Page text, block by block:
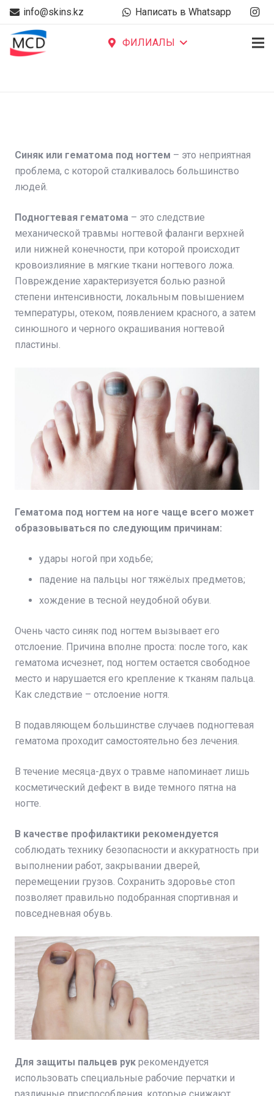
info@skins.kz Написать в Whatsapp
ФИЛИАЛЫ
Синяк или гематома под ногтем – это неприятная
проблема, с которой сталкивалось большинство
людей. ⠀
Подногтевая гематома – это следствие
механической травмы ногтевой фаланги верхней
или нижней конечности, при которой происходит
кровоизлияние в мягкие ткани ногтевого ложа.
Повреждение характеризуется болью разной
степени интенсивности, локальным повышением
температуры, отеком, появлением красного, а затем
синюшного и черного окрашивания ногтевой
пластины.
Гематома под ногтем на ноге чаще всего может
образовываться по следующим причинам:
удары ногой при ходьбе;
падение на пальцы ног тяжёлых предметов;
хождение в тесной неудобной обуви.
Очень часто синяк под ногтем вызывает его
отслоение. Причина вполне проста: после того, как
гематома исчезнет, под ногтем остается свободное
место и нарушается его крепление к тканям пальца.
Как следствие – отслоение ногтя.
В подавляющем большинстве случаев подногтевая
гематома проходит самостоятельно без лечения.
В течение месяца-двух о травме напоминает лишь
косметический дефект в виде темного пятна на
ногте.
В качестве профилактики рекомендуется
соблюдать технику безопасности и аккуратность при
выполнении работ, закрывании дверей,
перемещении грузов. Сохранить здоровье стоп
позволяет правильно подобранная спортивная и
повседневная обувь.
Для защиты пальцев рук рекомендуется
использовать специальные рабочие перчатки и
различные приспособления, которые снижают